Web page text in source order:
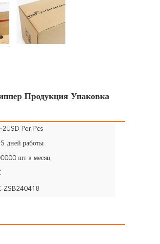
Продукция Упаковка
Per Pcs
дней работы
шт в месяц
ZSB240418